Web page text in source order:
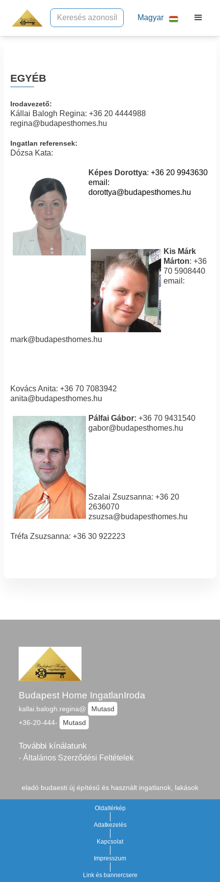
Magyar
EGYÉB
Irodavezető:
Kállai Balogh Regina: +36 20 4444988
regina@budapesthomes.hu
Ingatlan referensek:
Dózsa Kata:
Képes Dorottya: +36 20 9943630
email:
dorottya@budapesthomes.hu
Kis Márk
Márton: +36
70 5908440
email:
mark@budapesthomes.hu
Kovács Anita: +36 70 7083942
anita@budapesthomes.hu
Pálfai Gábor: +36 70 9431540
gabor@budapesthomes.hu
Szalai Zsuzsanna: +36 20
2636070
zsuzsa@budapesthomes.hu
Tréfa Zsuzsanna: +36 30 922223
Budapest Home IngatlanIroda
kallai.balogh.regina@
Mutasd
+36-20-444-
Mutasd
További kínálatunk
- Általános Szerződési Feltételek
eladó budaesti új építésű és használt ingatlanok, lakások
Oldaltérkép
Adatkezelés
Kapcsolat
Impresszum
Link és bannercsere